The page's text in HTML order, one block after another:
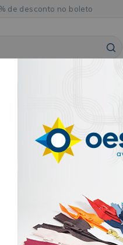
de desconto no boleto
CROCHÊ E